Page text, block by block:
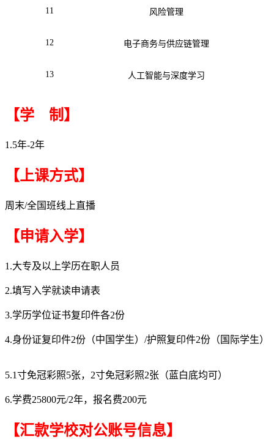
11 风险管理
12 电子商务与供应链管理
13 人工智能与深度学习
【学 制】
1.5年-2年
【上课方式】
周末/全国班线上直播
【申请入学】
1.大专及以上学历在职人员
2.填写入学就读申请表
3.学历学位证书复印件各2份
4.身份证复印件2份（中国学生）/护照复印件2份（国际学生）
5.1寸免冠彩照5张，2寸免冠彩照2张（蓝白底均可）
6.学费25800元/2年，报名费200元
【汇款学校对公账号信息】